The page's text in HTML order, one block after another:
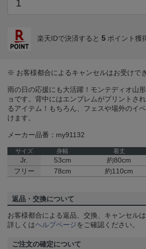
楽天IDで決済すると 5 ポイント獲
※ お客様都合によるキャンセルはお受けで
雨の日の応援にも大活躍！モンテディオ山
ョです。背中にはエンブレムがプリントさ
るアイテム！もちろん、フェスや場外のイ
けます。
メーカー品番：my91132
サイズ 身幅 着丈
Jr. 53cm 約80cm
フリー
78cm 約110cm
返品・交換について
お客様都合による返品、交換、キャンセル
詳しくはヘルプページをご確認ください。
ご注文の確定について